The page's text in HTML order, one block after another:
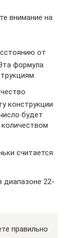
внимание на
от
формула
конструкции
будет
считается
диапазоне 22-
правильно